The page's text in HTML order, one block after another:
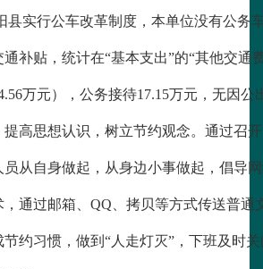
县实行公车改革制度，本单位没有公务
补贴，统计在“基本支出”的“其他交通
万元），公务接待17.15万元，无因
高思想认识，树立节约观念。通过召
从自身做起，从身边小事做起，倡导
，通过邮箱、QQ、拷贝等方式传送普
约习惯，做到“人走灯灭”，下班及时